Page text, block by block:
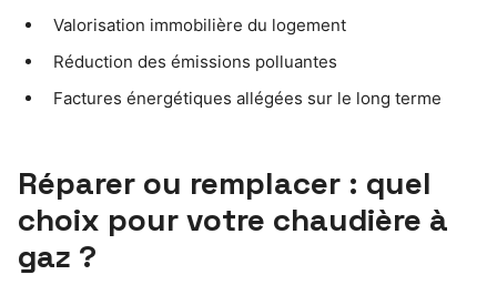
Valorisation immobilière du logement
Réduction des émissions polluantes
Factures énergétiques allégées sur le long terme
Réparer ou remplacer : quel
choix pour votre chaudière à
gaz ?